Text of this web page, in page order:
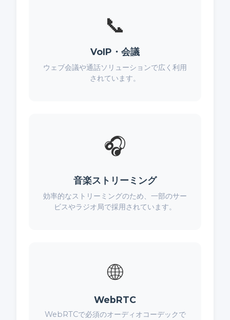
📞
VoIP・会議
ウェブ会議や通話ソリューションで広く利用
されています。
🎧
音楽ストリーミング
効率的なストリーミングのため、一部のサー
ビスやラジオ局で採用されています。
🌐
WebRTC
WebRTCで必須のオーディオコーデックで